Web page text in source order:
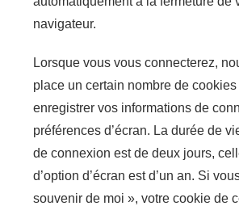
navigateur.
Lorsque vous vous connecterez,
place un certain nombre de
enregistrer vos informations de
préférences d’écran. La durée de
de connexion est de deux jours,
d’option d’écran est d’un an. Si
souvenir de moi », votre cookie de